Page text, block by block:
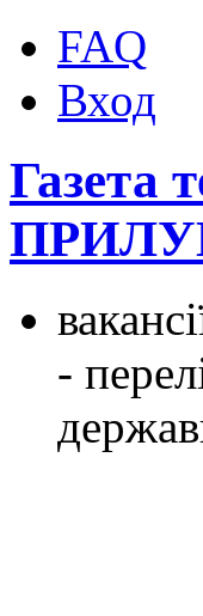
FAQ
Вход
Газета
-